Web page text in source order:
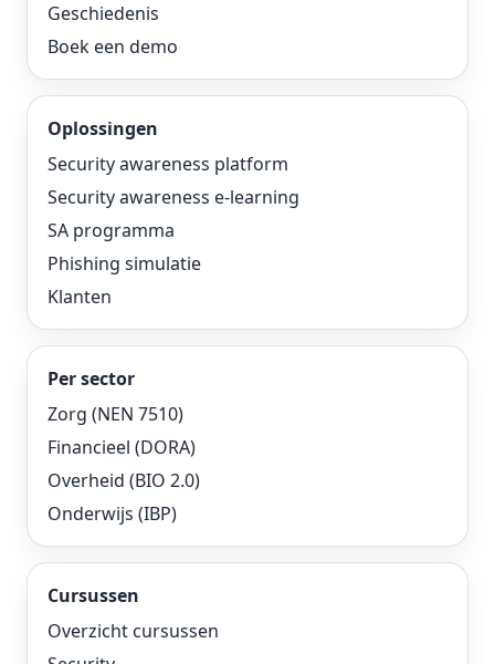
Geschiedenis
Boek een demo
Oplossingen
Security awareness platform
Security awareness e-learning
SA programma
Phishing simulatie
Klanten
Per sector
Zorg (NEN 7510)
Financieel (DORA)
Overheid (BIO 2.0)
Onderwijs (IBP)
Cursussen
Overzicht cursussen